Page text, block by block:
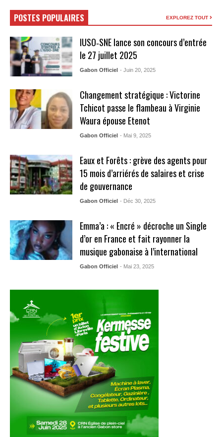
POSTES POPULAIRES EXPLOREZ TOUT
IUSO‑SNE lance son concours d’entrée
le 27 juillet 2025
Gabon Officiel - Juin 20, 2025
Changement stratégique : Victorine
Tchicot passe le flambeau à Virginie
Waura épouse Etenot
Gabon Officiel - Mai 9, 2025
Eaux et Forêts : grève des agents pour
15 mois d’arriérés de salaires et crise
de gouvernance
Gabon Officiel - Déc 30, 2025
Emma’a : « Encré » décroche un Single
d’or en France et fait rayonner la
musique gabonaise à l’international
Gabon Officiel - Mai 23, 2025